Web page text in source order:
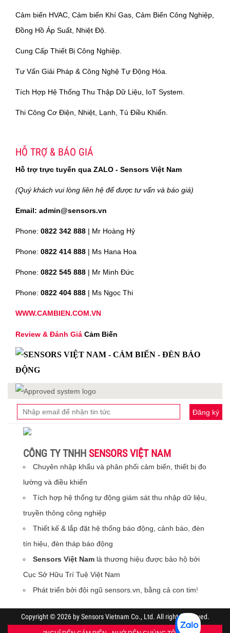
Cảm biến HVAC, Cảm biến Khí Gas, Cảm Biến Công Nghiệp,
Đồng Hồ Áp Suất, Nhiệt Độ.
Cung Cấp Thiết Bị Công Nghiệp.
Tư Vấn Giải Pháp & Công Nghệ Tự Động Hóa.
Tích Hợp Hệ Thống Thu Thập Dữ Liệu, IoT System.
Thi Công Cơ Điện, Nhiệt, Lạnh, Tủ Điều Khiển.
HỖ TRỢ & BÁO GIÁ
Hỗ trợ trực tuyến qua ZALO - Sensors Việt Nam
(Quý khách vui lòng liên hệ để được tư vấn và báo giá)
Email: admin@sensors.vn
Phone: 0822 342 888 | Mr Hoàng Hỷ
Phone: 0822 414 888 | Ms Hana Hoa
Phone: 0822 545 888 | Mr Minh Đức
Phone: 0822 404 888 | Ms Ngọc Thi
WWW.CAMBIEN.COM.VN
Review & Đánh Giá Cảm Biến
Đăng ký
CÔNG TY TNHH SENSORS VIỆT NAM
Chuyên nhập khẩu và phân phối cảm biến, thiết bị đo
lường và điều khiển
Tích hợp hệ thống tự động giám sát thu nhập dữ liệu,
truyền thông công nghiệp
Thiết kế & lắp đặt hệ thống báo động, cảnh báo, đèn
tín hiệu, đèn tháp báo động
Sensors Việt Nam là thương hiệu được bảo hộ bởi
Cục Sở Hữu Trí Tuệ Việt Nam
Phát triển bởi đội ngũ sensors.vn, bằng cả con tim!
Copyright © 2026 by Sensors Vietnam Co., Ltd. All rights reserved.